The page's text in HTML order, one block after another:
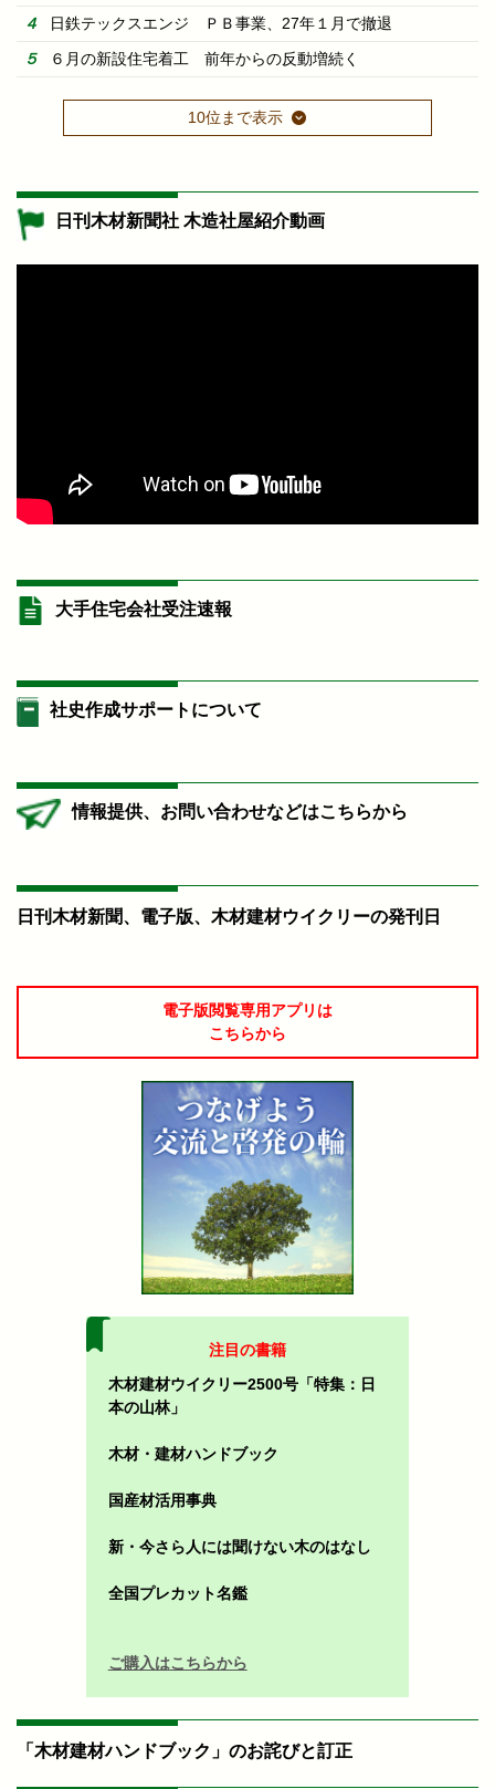
日鉄テックスエンジ ＰＢ事業、27年１月で撤退
６月の新設住宅着工 前年からの反動増続く
10位まで表示
日刊木材新聞社 木造社屋紹介動画
大手住宅会社受注速報
社史作成サポートについて
情報提供、お問い合わせなどはこちらから
日刊木材新聞、電子版、木材建材ウイクリーの発刊日
電子版閲覧専用アプリは
こちらから
注目の書籍
木材建材ウイクリー2500号「特集：日
本の山林」
木材・建材ハンドブック
国産材活用事典
新・今さら人には聞けない木のはなし
全国プレカット名鑑
ご購入はこちらから
「木材建材ハンドブック」のお詫びと訂正